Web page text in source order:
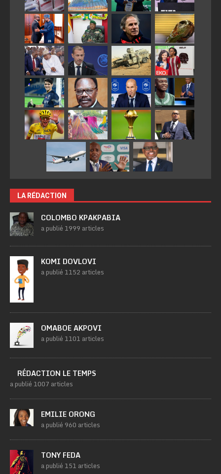
LA RÉDACTION
COLOMBO KPAKPABIA
a publié 1999 articles
KOMI DOVLOVI
a publié 1152 articles
OMABOE AKPOVI
a publié 1101 articles
RÉDACTION LE TEMPS
a publié 1007 articles
EMILIE ORONG
a publié 960 articles
TONY FEDA
a publié 151 articles